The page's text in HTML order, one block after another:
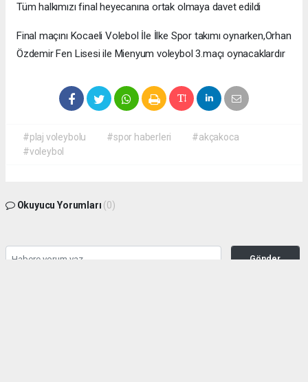
Tüm halkımızı final heyecanına ortak olmaya davet edildi
Final maçını Kocaeli Volebol İle İlke Spor takımı oynarken,Orhan
Özdemir Fen Lisesi ile Mienyum voleybol 3.maçı oynacaklardır
#plaj voleybolu #spor haberleri
#akçakoca
#voleybol
Okuyucu Yorumları (0)
Gönder